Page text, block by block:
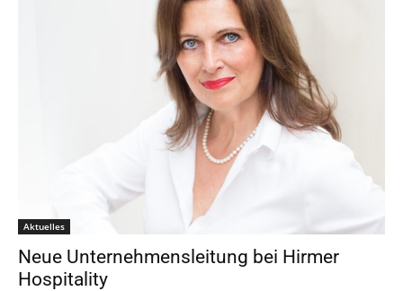
Aktuelles
Neue Unternehmensleitung bei Hirmer
Hospitality